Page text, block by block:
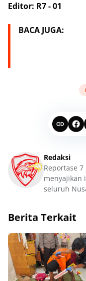
Editor: R7 - 01
BACA JUGA:
Redaksi
Reportase
menyajikan
seluruh
Berita Terkait